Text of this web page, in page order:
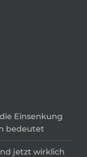
Einsenkung
bedeutet
jetzt wirklich